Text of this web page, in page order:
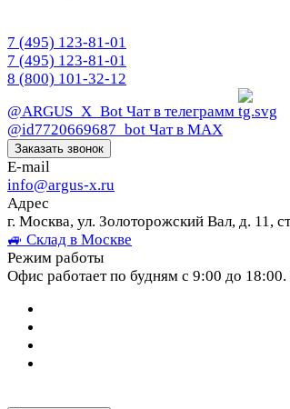
7 (495) 123-81-01
7 (495) 123-81-01
8 (800) 101-32-12
@ARGUS_X_Bot Чат в телеграмм
@id7720669687_bot Чат в МАХ
Заказать звонок
E-mail
info@argus-x.ru
Адрес
г. Москва, ул. Золоторожский Вал, д. 11,
🚙 Склад в Москве
Режим работы
Офис работает по будням с 9:00 до